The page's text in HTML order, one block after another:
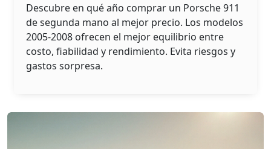
Descubre en qué año comprar un Porsche 911
de segunda mano al mejor precio. Los modelos
2005-2008 ofrecen el mejor equilibrio entre
costo, fiabilidad y rendimiento. Evita riesgos y
gastos sorpresa.